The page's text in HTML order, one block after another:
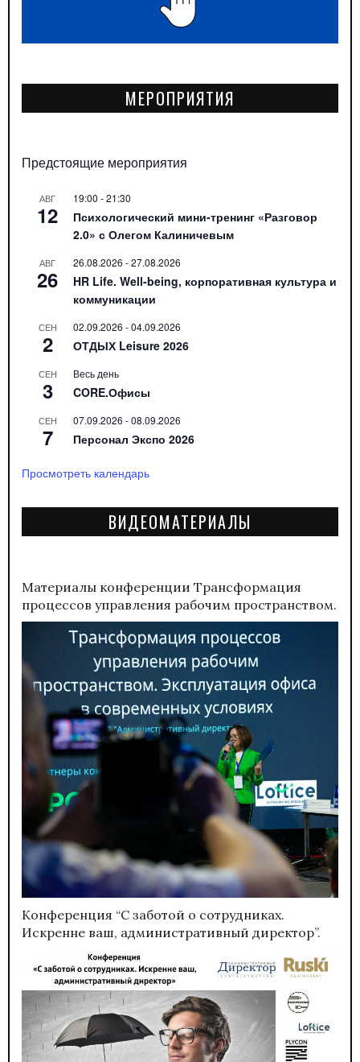
МЕРОПРИЯТИЯ
Предстоящие мероприятия
АВГ
12
19:00 -21:30
Психологический мини-тренинг «Разговор
2.0» с Олегом Калиничевым
АВГ
26
26.08.2026 -27.08.2026
HR Life. Well-being, корпоративная культура и
коммуникации
СЕН
2
02.09.2026 -04.09.2026
ОТДЫХ Leisure 2026
СЕН
3
Весь день
CORE.Офисы
СЕН
7
07.09.2026 -08.09.2026
Персонал Экспо 2026
Просмотреть календарь
ВИДЕОМАТЕРИАЛЫ
Материалы конференции Трансформация
процессов управления рабочим пространством.
Конференция “С заботой о сотрудниках.
Искренне ваш, административный директор”.